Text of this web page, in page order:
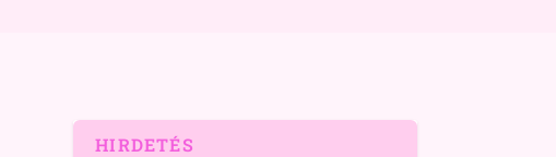
HIRDETÉS